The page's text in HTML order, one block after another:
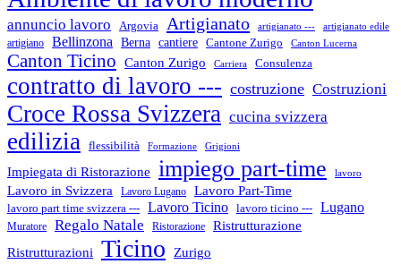
annuncio lavoro Argovia Artigianato artigianato --- artigianato edile
artigiano Bellinzona Berna cantiere Cantone Zurigo Canton Lucerna
Canton Ticino Canton Zurigo Carriera Consulenza
contratto di lavoro --- costruzione Costruzioni
Croce Rossa Svizzera cucina svizzera
edilizia flessibilità Formazione Grigioni
Impiegata di Ristorazione impiego part-time lavoro
Lavoro in Svizzera Lavoro Lugano Lavoro Part-Time
lavoro part time svizzera --- Lavoro Ticino lavoro ticino --- Lugano
Muratore Regalo Natale Ristorazione
Ristrutturazione
Ristrutturazioni
Ticino Zurigo